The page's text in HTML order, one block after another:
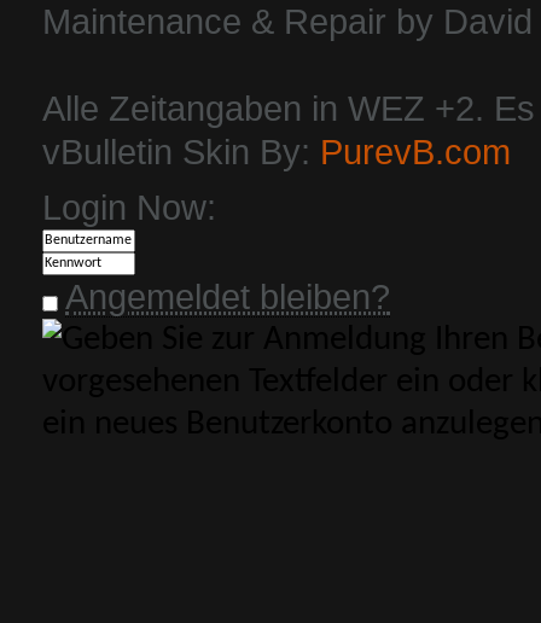
Maintenance & Repair by
Alle Zeitangaben in WEZ +2.
vBulletin Skin By: PurevB.com
Login Now:
Angemeldet bleiben?